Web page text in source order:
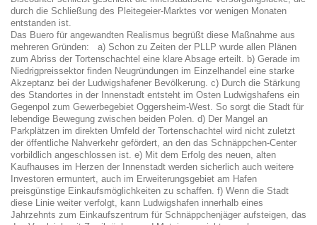
durch die Schließung des Pleitegeier-Marktes vor wenigen Monaten
entstanden ist.
Das Buero für angewandten Realismus begrüßt diese Maßnahme aus
mehreren Gründen: a) Schon zu Zeiten der PLLP wurde allen Plänen
zum Abriss der Tortenschachtel eine klare Absage erteilt. b) Gerade im
Niedrigpreissektor finden Neugründungen im Einzelhandel eine starke
Akzeptanz bei der Ludwigshafener Bevölkerung. c) Durch die Stärkung
des Standortes in der Innenstadt entsteht im Osten Ludwigshafens ein
Gegenpol zum Gewerbegebiet Oggersheim-West. So sorgt die Stadt für
lebendige Bewegung zwischen beiden Polen. d) Der Mangel an
Parkplätzen im direkten Umfeld der Tortenschachtel wird nicht zuletzt
der öffentliche Nahverkehr gefördert, an den das Schnäppchen-Center
vorbildlich angeschlossen ist. e) Mit dem Erfolg des neuen, alten
Kaufhauses im Herzen der Innenstadt werden sicherlich auch weitere
Investoren ermuntert, auch im Erweiterungsgebiet am Hafen
preisgünstige Einkaufsmöglichkeiten zu schaffen. f) Wenn die Stadt
diese Linie weiter verfolgt, kann Ludwigshafen innerhalb eines
Jahrzehnts zum Einkaufszentrum für Schnäppchenjäger aufsteigen, das